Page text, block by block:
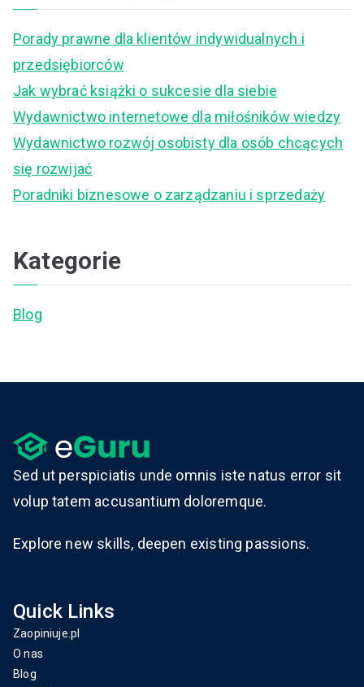
Porady prawne dla klientów indywidualnych i
przedsiębiorców
Jak wybrać książki o sukcesie dla siebie
Wydawnictwo internetowe dla miłośników wiedzy
Wydawnictwo rozwój osobisty dla osób chcących
się rozwijać
Poradniki biznesowe o zarządzaniu i sprzedaży
Kategorie
Blog
Sed ut perspiciatis unde omnis iste natus error sit
volup tatem accusantium doloremque.
Explore new skills, deepen existing passions.
Quick Links
Zaopiniuje.pl
O nas
Blog